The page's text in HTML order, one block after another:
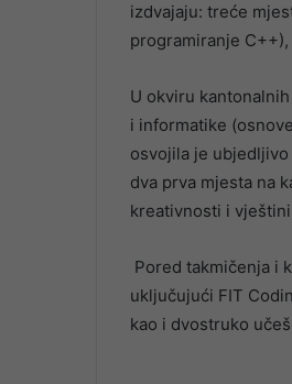
izdvajaju: treće
programiranje
U okviru
i informatike
osvojila je
dva prva mjesta na
kreativnosti i
Pored takmičenja i
uključujući FIT
kao i dvostruko